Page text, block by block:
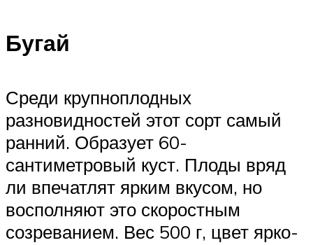
Бугай
Среди крупноплодных
разновидностей этот сорт самый
ранний. Образует 60-
сантиметровый куст. Плоды вряд
ли впечатлят ярким вкусом, но
восполняют это скоростным
созреванием. Вес 500 г, цвет ярко-